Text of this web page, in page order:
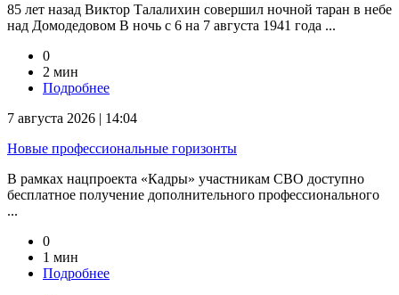
85 лет назад Виктор Талалихин совершил ночной таран в небе
над Домодедовом В ночь с 6 на 7 августа 1941 года ...
0
2 мин
Подробнее
7 августа 2026 | 14:04
Новые профессиональные горизонты
В рамках нацпроекта «Кадры» участникам СВО доступно
бесплатное получение дополнительного профессионального
...
0
1 мин
Подробнее